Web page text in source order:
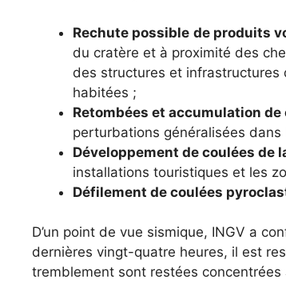
Rechute possible de produits
du cratère et à proximité des
des structures et infrastructures
habitées ;
Retombées et accumulation de
perturbations généralisées
Développement de coulées de
installations touristiques et les
Défilement de coulées
D’un point de vue sismique, INGV a
dernières vingt-quatre heures, il est
tremblement sont restées concentrées